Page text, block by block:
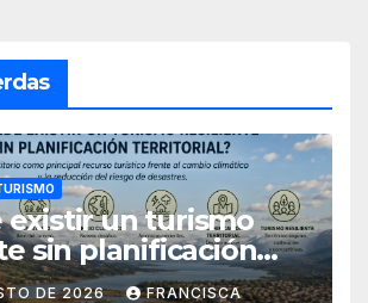
existir un turismo
sin planificación
DE 2026 FRANCISCA